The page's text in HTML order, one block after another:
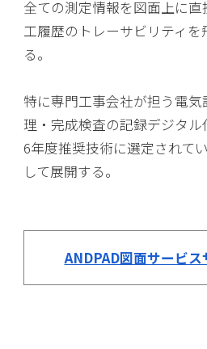
全ての測定情報を図面上に
工履歴のトレーサビリティ
る。
特に専門工事会社が担う電
理・完成検査の記録デジタル
6年度推奨技術に選定されて
して展開する。
ANDPAD図面サービ